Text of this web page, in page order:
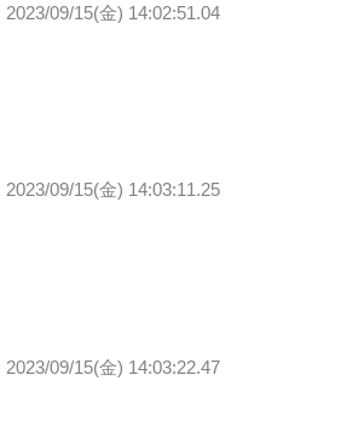
2023/09/15(金) 14:02:51.04
2023/09/15(金) 14:03:11.25
2023/09/15(金) 14:03:22.47